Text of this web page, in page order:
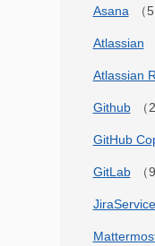
Asana
Atlassian
Atlassian
Github
GitHub
GitLab